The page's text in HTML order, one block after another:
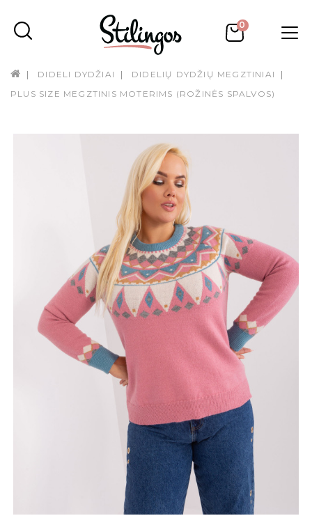
0
DIDELI DYDŽIAI
DIDELIŲ DYDŽIŲ MEGZTINIAI
PLUS SIZE MEGZTINIS MOTERIMS (ROŽINĖS SPALVOS)